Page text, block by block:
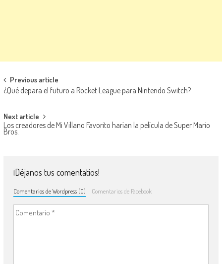
Navegación de entradas
Previous article
¿Qué depara el futuro a Rocket League para Nintendo Switch?
Next article
Los creadores de Mi Villano Favorito harían la película de Super Mario
Bros.
¡Déjanos tus comentatios!
Comentarios de Wordpress (0) Comentarios de Facebook